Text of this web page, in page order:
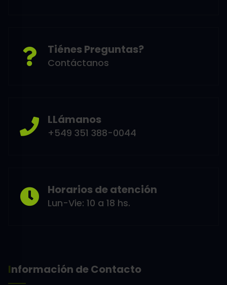
Tiénes Preguntas?
Contáctanos
LLámanos
+549 351 388-0044
Horarios de atención
Lun-Vie: 10 a 18 hs.
Información de Contacto